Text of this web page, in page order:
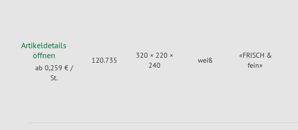
Artikeldetails
öffnen
ab 0,259 € /
St.
120.735
320 × 220 ×
240
weiß
«FRISCH &
fein»